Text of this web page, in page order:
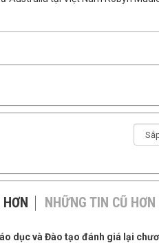
NHỮNG TIN CŨ HƠN
dục và Đào tạo đánh giá lại